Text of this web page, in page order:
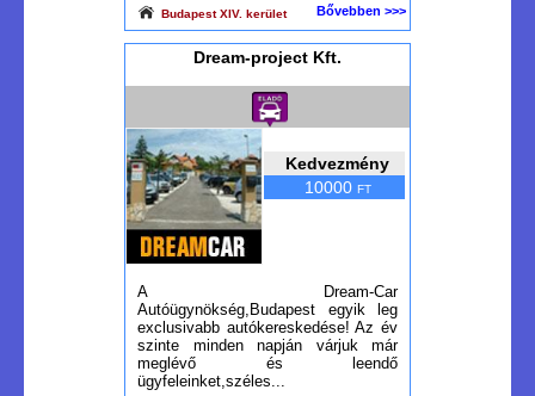
Budapest XIV. kerület Bővebben >>>
Dream-project Kft.
Kedvezmény
10000 FT
A Dream-Car
Autóügynökség,Budapest egyik leg
exclusivabb autókereskedése! Az év
szinte minden napján várjuk már
meglévő és leendő
ügyfeleinket,széles...